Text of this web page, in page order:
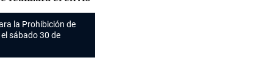
la Prohibición de
sábado 30 de